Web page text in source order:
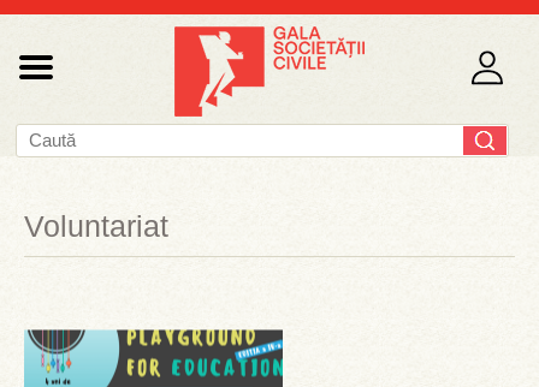
Voluntariat